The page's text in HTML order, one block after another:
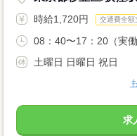
時給1,720円 交通費全額
08：40〜17：20（実
土曜日 日曜日 祝日
求